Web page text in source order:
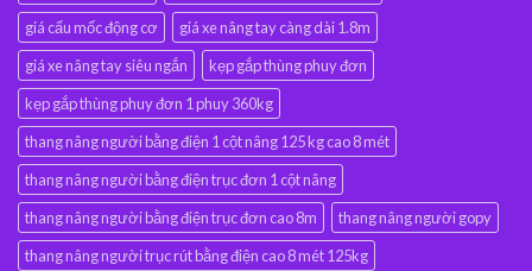
giá cẩu mốc động cơ
giá xe nâng tay càng dài 1.8m
giá xe nâng tay siêu ngắn
kẹp gắp thùng phuy đơn
kẹp gắp thùng phuy đơn 1 phuy 360kg
thang nâng người bằng điện 1 cột nâng 125 kg cao 8 mét
thang nâng người bằng điện trục đơn 1 cột nâng
thang nâng người bằng điện trục đơn cao 8m
thang nâng người gopy
thang nâng người trục rút bằng điện cao 8 mét 125kg